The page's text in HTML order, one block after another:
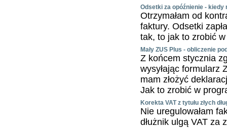
Odsetki za opóźnienie -
Otrzymałam od
faktury. Odsetki
tak, to jak to zrobić
Mały ZUS Plus - obliczenie
Z końcem stycznia
wysyłając formularz
mam złożyć
Jak to zrobić w
Korekta VAT z tytułu złych
Nie uregulowałam
dłużnik ulgą VAT za